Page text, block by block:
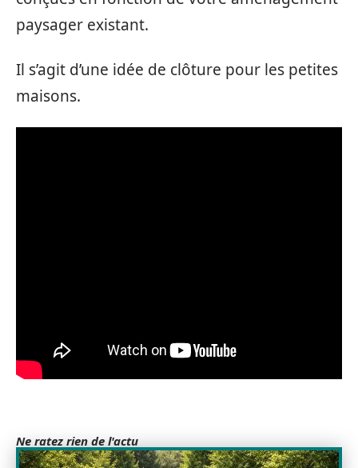
paysager existant.
Il s’agit d’une idée de clôture pour les petites
maisons.
Ne ratez rien de l'actu